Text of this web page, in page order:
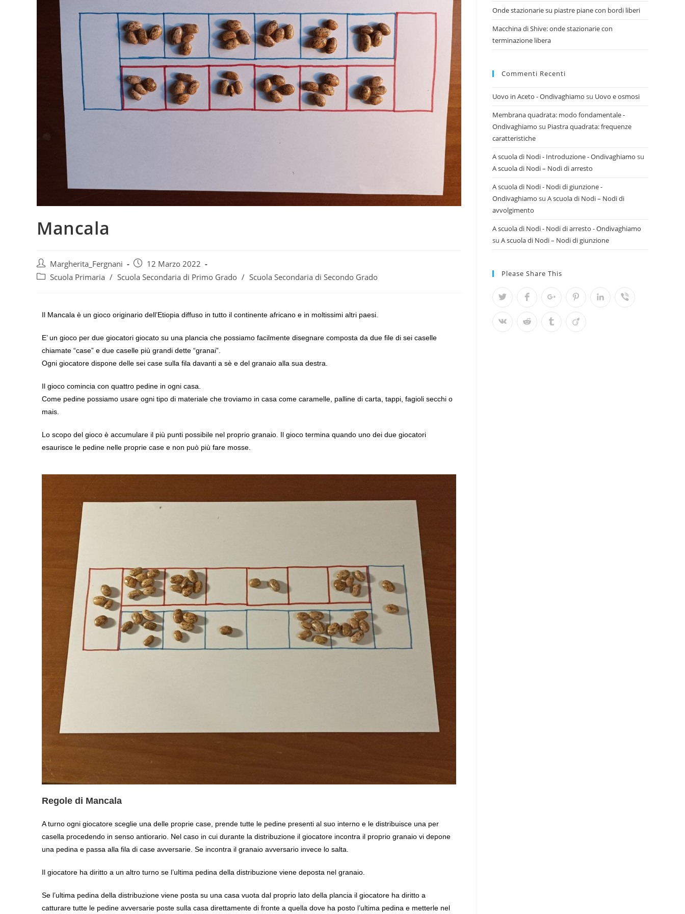
Mancala
Margherita_Fergnani
12 Marzo 2022
Scuola Primaria / Scuola Secondaria di Primo Grado / Scuola Secondaria di Secondo Grado
Il Mancala è un gioco originario dell’Etiopia diffuso in tutto il continente africano e in moltissimi altri paesi.
E’ un gioco per due giocatori giocato su una plancia che possiamo facilmente disegnare composta da due file di sei caselle
chiamate “case” e due caselle più grandi dette “granai”.
Ogni giocatore dispone delle sei case sulla fila davanti a sè e del granaio alla sua destra.
Il gioco comincia con quattro pedine in ogni casa.
Come pedine possiamo usare ogni tipo di materiale che troviamo in casa come caramelle, palline di carta, tappi, fagioli secchi o
mais.
Lo scopo del gioco è accumulare il più punti possibile nel proprio granaio. Il gioco termina quando uno dei due giocatori
esaurisce le pedine nelle proprie case e non può più fare mosse.
Regole di Mancala
A turno ogni giocatore sceglie una delle proprie case, prende tutte le pedine presenti al suo interno e le distribuisce una per
casella procedendo in senso antiorario. Nel caso in cui durante la distribuzione il giocatore incontra il proprio granaio vi depone
una pedina e passa alla fila di case avversarie. Se incontra il granaio avversario invece lo salta.
Il giocatore ha diritto a un altro turno se l’ultima pedina della distribuzione viene deposta nel granaio.
Se l’ultima pedina della distribuzione viene posta su una casa vuota dal proprio lato della plancia il giocatore ha diritto a
catturare tutte le pedine avversarie poste sulla casa direttamente di fronte a quella dove ha posto l’ultima pedina e metterle nel
Onde stazionarie su piastre piane con bordi liberi
Macchina di Shive: onde stazionarie con
terminazione libera
Commenti Recenti
Uovo in Aceto - Ondivaghiamo su Uovo e osmosi
Membrana quadrata: modo fondamentale -
Ondivaghiamo su Piastra quadrata: frequenze
caratteristiche
A scuola di Nodi - Introduzione - Ondivaghiamo su
A scuola di Nodi – Nodi di arresto
A scuola di Nodi - Nodi di giunzione -
Ondivaghiamo su A scuola di Nodi – Nodi di
avvolgimento
A scuola di Nodi - Nodi di arresto - Ondivaghiamo
su A scuola di Nodi – Nodi di giunzione
Please Share This